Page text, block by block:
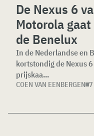
De Nexus 6
Motorola
de Benelux
In de Nederlandse en
kortstondig de Nexus
prijskaa...
COEN VAN EENBERGEN 7